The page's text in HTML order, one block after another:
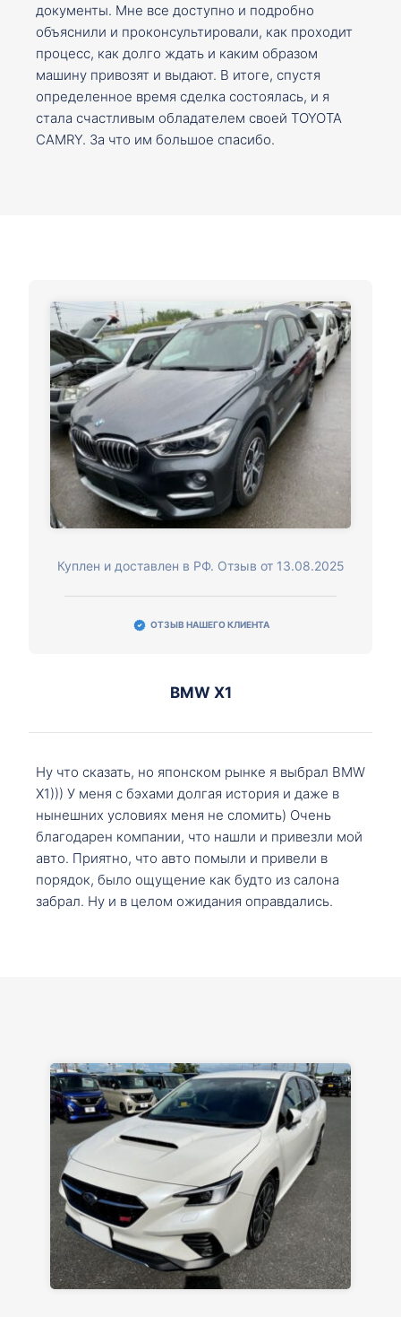
документы. Мне все доступно и подробно
объяснили и проконсультировали, как проходит
процесс, как долго ждать и каким образом
машину привозят и выдают. В итоге, спустя
определенное время сделка состоялась, и я
стала счастливым обладателем своей TOYOTA
CAMRY. За что им большое спасибо.
Куплен и доставлен в РФ. Отзыв от 13.08.2025
ОТЗЫВ НАШЕГО КЛИЕНТА
BMW X1
Ну что сказать, но японском рынке я выбрал BMW
X1))) У меня с бэхами долгая история и даже в
нынешних условиях меня не сломить) Очень
благодарен компании, что нашли и привезли мой
авто. Приятно, что авто помыли и привели в
порядок, было ощущение как будто из салона
забрал. Ну и в целом ожидания оправдались.